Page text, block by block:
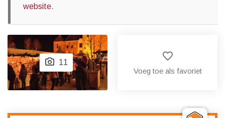
website.
11
favorite_border
Voeg toe als favoriet